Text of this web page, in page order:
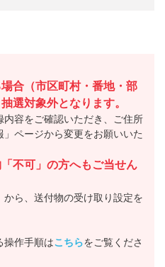
合（市区町村・番地・部
選対象外となります。
容をご確認いただき、ご住所
ページから変更をお願いいた
不可」の方へもご当せん
ら、送付物の受け取り設定を
操作手順はこちらをご覧くださ